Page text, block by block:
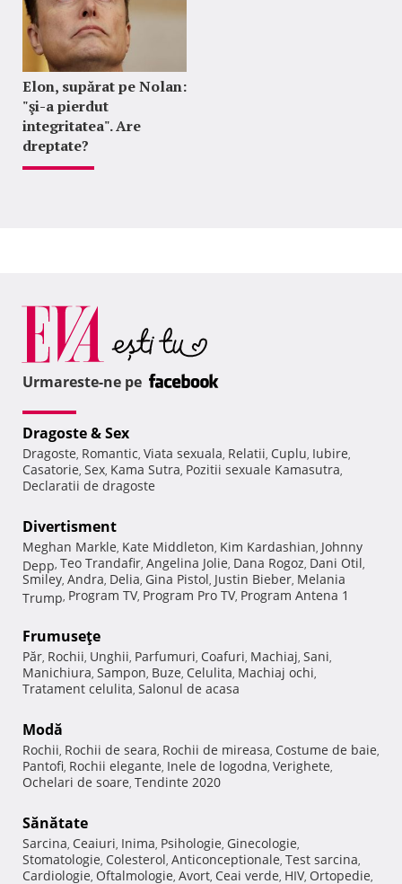
Elon, supărat pe Nolan:
"şi-a pierdut
integritatea". Are
dreptate?
Urmareste-ne pe
Dragoste & Sex
Dragoste, Romantic, Viata sexuala, Relatii, Cuplu, Iubire,
Casatorie, Sex, Kama Sutra, Pozitii sexuale Kamasutra,
Declaratii de dragoste
Divertisment
Meghan Markle, Kate Middleton, Kim Kardashian, Johnny
Depp, Teo Trandafir, Angelina Jolie, Dana Rogoz, Dani Otil,
Smiley, Andra, Delia, Gina Pistol, Justin Bieber, Melania
Trump, Program TV, Program Pro TV, Program Antena 1
Frumuseţe
Păr, Rochii, Unghii, Parfumuri, Coafuri, Machiaj, Sani,
Manichiura, Sampon, Buze, Celulita, Machiaj ochi,
Tratament celulita, Salonul de acasa
Modă
Rochii, Rochii de seara, Rochii de mireasa, Costume de baie,
Pantofi, Rochii elegante, Inele de logodna, Verighete,
Ochelari de soare, Tendinte 2020
Sănătate
Sarcina, Ceaiuri, Inima, Psihologie, Ginecologie,
Stomatologie, Colesterol, Anticonceptionale, Test sarcina,
Cardiologie, Oftalmologie, Avort, Ceai verde, HIV, Ortopedie,